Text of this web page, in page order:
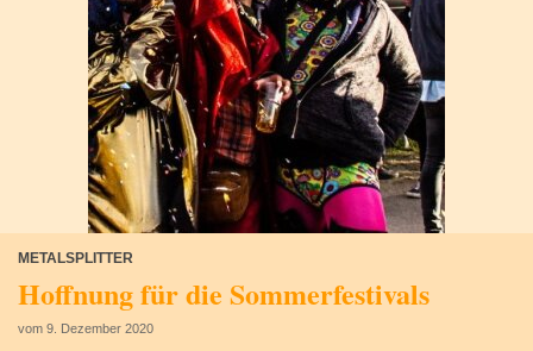
METALSPLITTER
Hoffnung für die Sommerfestivals
vom 9. Dezember 2020